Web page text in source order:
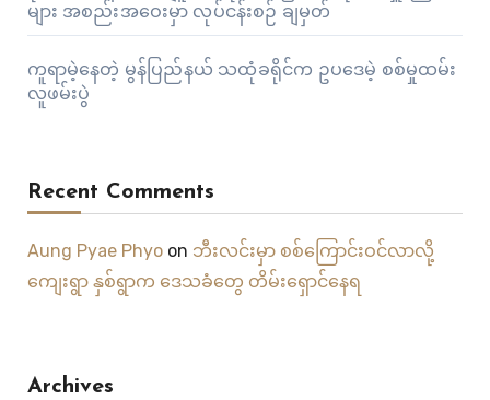
များ အစည်းအဝေးမှာ လုပ်ငန်းစဉ် ချမှတ်
ကူရာမဲ့နေတဲ့ မွန်ပြည်နယ် သထုံခရိုင်က ဥပဒေမဲ့ စစ်မှုထမ်း
လူဖမ်းပွဲ
Recent Comments
Aung Pyae Phyoon ဘီးလင်းမှာ စစ်ကြောင်းဝင်လာလို့
ကျေးရွာ နှစ်ရွာက ဒေသခံတွေ တိမ်းရှောင်နေရ
Archives